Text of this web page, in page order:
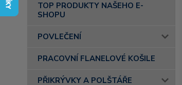
TOP PRODUKTY NAŠEHO E-
SHOPU
POVLEČENÍ
PRACOVNÍ FLANELOVÉ KOŠILE
PŘIKRÝVKY A POLŠTÁŘE